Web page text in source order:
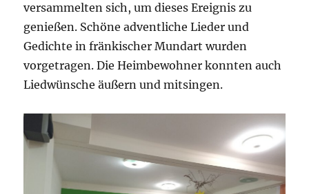
versammelten sich, um dieses Ereignis zu
genießen. Schöne adventliche Lieder und
Gedichte in fränkischer Mundart wurden
vorgetragen. Die Heimbewohner konnten auch
Liedwünsche äußern und mitsingen.